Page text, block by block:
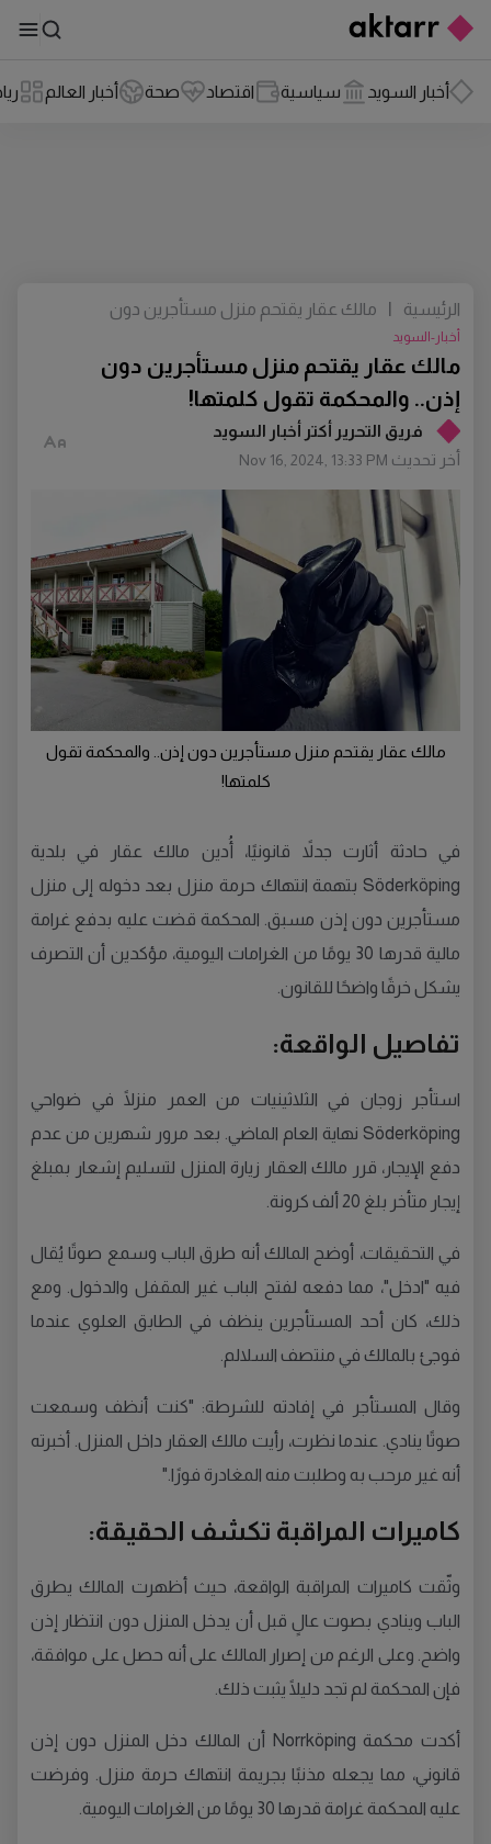
أخبار السويد سياسية اقتصاد صحة أخبار العالم
فريق التحرير أكتر أخبار السويد
أخر تحديث Nov 16, 2024, 13:33 PM
مالك عقار يقتحم منزل مستأجرين دون
إذن.. والمحكمة تقول كلمتها!
أخبار-السويد
الرئيسية
مالك عقار يقتحم منزل مستأجرين دون
مالك عقار يقتحم منزل مستأجرين دون إذن.. والمحكمة تقول
كلمتها!
في حادثة أثارت جدلاً قانونيًا، أُدين مالك عقار في بلدية
Söderköping بتهمة انتهاك حرمة منزل بعد دخوله إلى منزل
مستأجرين دون إذن مسبق. المحكمة قضت عليه بدفع غرامة
مالية قدرها 30 يومًا من الغرامات اليومية، مؤكدين أن التصرف
يشكل خرقًا واضحًا للقانون.
تفاصيل الواقعة:
استأجر زوجان في الثلاثينيات من العمر منزلًا في ضواحي
Söderköping نهاية العام الماضي. بعد مرور شهرين من عدم
دفع الإيجار، قرر مالك العقار زيارة المنزل لتسليم إشعار بمبلغ
إيجار متأخر بلغ 20 ألف كرونة.
في التحقيقات، أوضح المالك أنه طرق الباب وسمع صوتًا يُقال
فيه "ادخل"، مما دفعه لفتح الباب غير المقفل والدخول. ومع
ذلك، كان أحد المستأجرين ينظف في الطابق العلوي عندما
فوجئ بالمالك في منتصف السلالم.
وقال المستأجر في إفادته للشرطة: "كنت أنظف وسمعت
صوتًا ينادي. عندما نظرت، رأيت مالك العقار داخل المنزل. أخبرته
أنه غير مرحب به وطلبت منه المغادرة فورًا."
كاميرات المراقبة تكشف الحقيقة:
وثّقت كاميرات المراقبة الواقعة، حيث أظهرت المالك يطرق
الباب وينادي بصوت عالٍ قبل أن يدخل المنزل دون انتظار إذن
واضح. وعلى الرغم من إصرار المالك على أنه حصل على موافقة،
فإن المحكمة لم تجد دليلًا يثبت ذلك.
أكدت محكمة Norrköping أن المالك دخل المنزل دون إذن
قانوني، مما يجعله مذنبًا بجريمة انتهاك حرمة منزل. وفرضت
عليه المحكمة غرامة قدرها 30 يومًا من الغرامات اليومية.